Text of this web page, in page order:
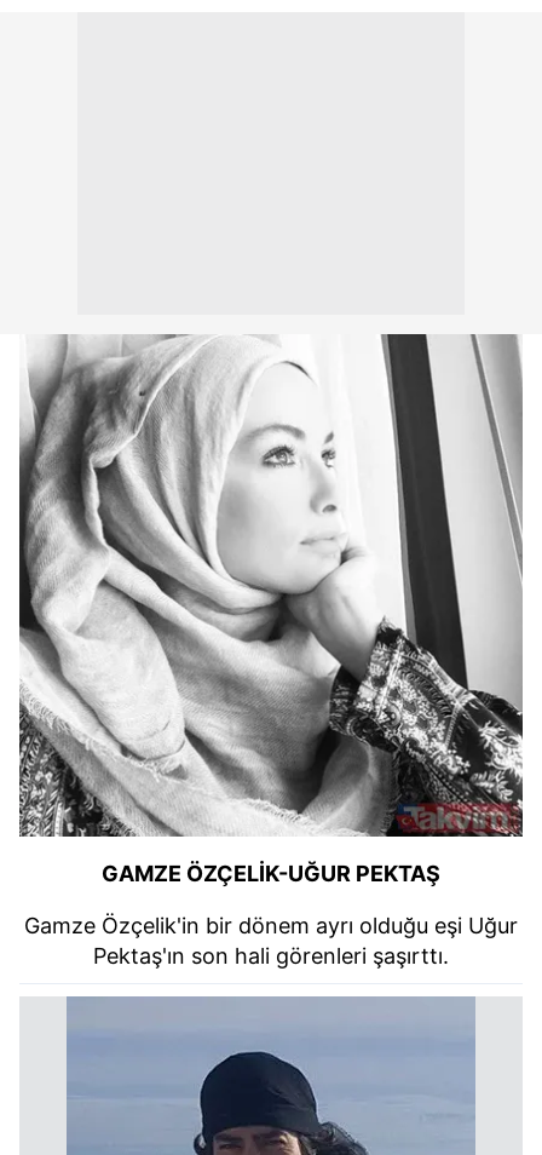
GAMZE ÖZÇELİK-UĞUR PEKTAŞ
Gamze Özçelik'in bir dönem ayrı olduğu eşi Uğur
Pektaş'ın son hali görenleri şaşırttı.